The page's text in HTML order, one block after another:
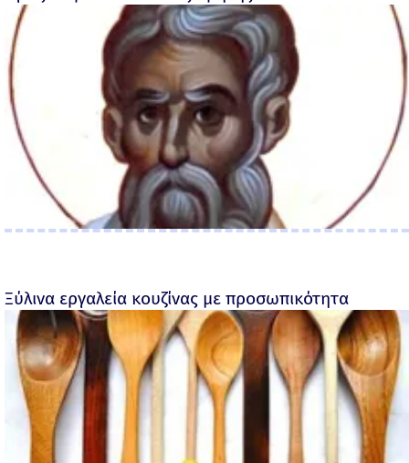
Ξύλινα εργαλεία κουζίνας με προσωπικότητα